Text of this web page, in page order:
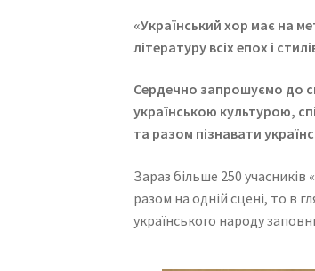
«Український хор має на
літературу всіх епох і
Сердечно запрошуємо до
українською культурою,
та разом пізнавати
Зараз більше 250
разом на одній сцені, то в
українського народу